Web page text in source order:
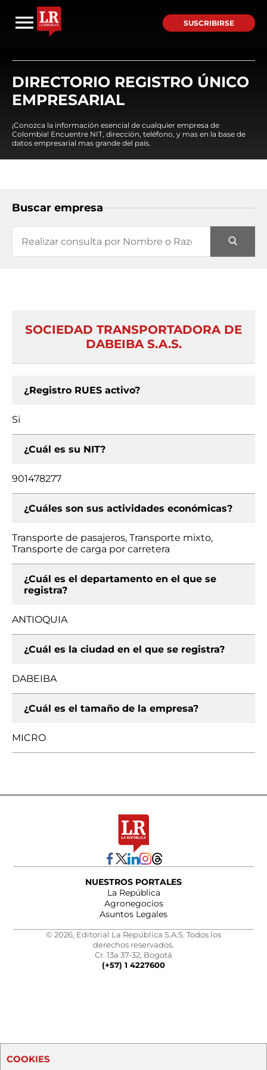
SUSCRIBIRSE
DIRECTORIO REGISTRO ÚNICO
EMPRESARIAL
¡Conozca la información esencial de cualquier empresa de
Colombia! Encuentre NIT, dirección, teléfono, y mas en la base de
datos empresarial mas grande del país.
Buscar empresa
SOCIEDAD TRANSPORTADORA DE
DABEIBA S.A.S.
¿Registro RUES activo?
Si
¿Cuál es su NIT?
901478277
¿Cuáles son sus actividades económicas?
Transporte de pasajeros, Transporte mixto,
Transporte de carga por carretera
¿Cuál es el departamento en el que se
registra?
ANTIOQUIA
¿Cuál es la ciudad en el que se registra?
DABEIBA
¿Cuál es el tamaño de la empresa?
MICRO
NUESTROS PORTALES
La República
Agronegocios
Asuntos Legales
© 2026, Editorial La República S.A.S. Todos los
derechos reservados.
Cr. 13a 37-32, Bogotá
(+57) 1 4227600
COOKIES